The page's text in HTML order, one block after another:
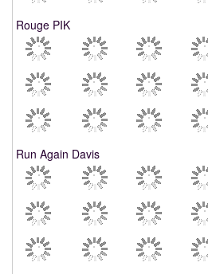
Rouge PIK
Run Again Davis